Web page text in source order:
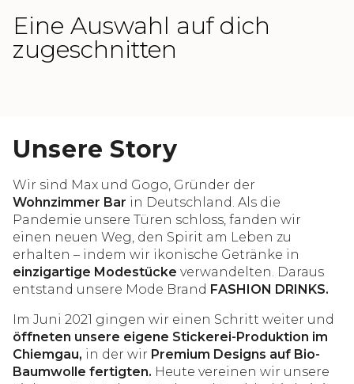
Eine Auswahl auf dich
zugeschnitten
Unsere Story
Wir sind Max und Gogo, Gründer der
Wohnzimmer Bar in Deutschland. Als die
Pandemie unsere Türen schloss, fanden wir
einen neuen Weg, den Spirit am Leben zu
erhalten – indem wir ikonische Getränke in
einzigartige Modestücke verwandelten. Daraus
entstand unsere Mode Brand FASHION DRINKS.
Im Juni 2021 gingen wir einen Schritt weiter und
öffneten unsere eigene Stickerei-Produktion im
Chiemgau, in der wir Premium Designs auf Bio-
Baumwolle fertigten. Heute vereinen wir unsere